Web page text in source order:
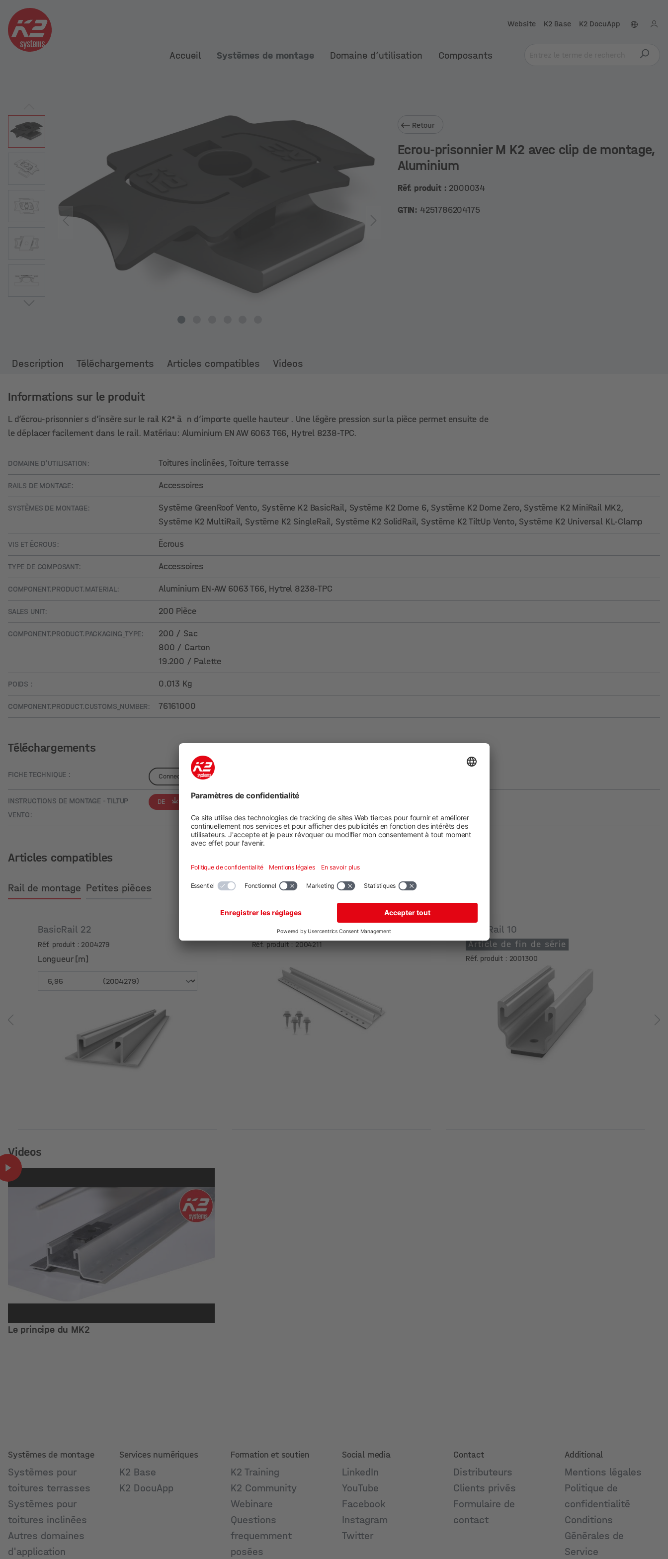
Website K2 Base K2 DocuApp
Accueil Systèmes de montage Domaine d’utilisation Composants
Retour
Ecrou-prisonnier M K2 avec clip de montage,
Aluminium
Réf. produit : 2000034
GTIN: 4251786204175
Description Téléchargements Articles compatibles Videos
Informations sur le produit
L d’écrou-prisonnier s d’insère sur le rail K2* à n d’importe quelle hauteur . Une légère pression sur la pièce permet ensuite de
le déplacer facilement dans le rail. Matériau: Aluminium EN AW 6063 T66, Hytrel 8238-TPC.
DOMAINE D’UTILISATION: Toitures inclinées, Toiture terrasse
RAILS DE MONTAGE: Accessoires
SYSTÈMES DE MONTAGE: Système GreenRoof Vento, Système K2 BasicRail, Système K2 Dome 6, Système K2 Dome Zero, Système K2 MiniRail MK2,
Système K2 MultiRail, Système K2 SingleRail, Système K2 SolidRail, Système K2 TiltUp Vento, Système K2 Universal KL-Clamp
VIS ET ÉCROUS: Écrous
TYPE DE COMPOSANT: Accessoires
COMPONENT.PRODUCT.MATERIAL: Aluminium EN-AW 6063 T66, Hytrel 8238-TPC
SALES UNIT: 200 Pièce
COMPONENT.PRODUCT.PACKAGING_TYPE:
200 / Sac
800 / Carton
19.200 / Palette
POIDS : 0.013 Kg
COMPONENT.PRODUCT.CUSTOMS_NUMBER: 76161000
Téléchargements
FICHE TECHNIQUE : Connectez-vous pour voir les détails
INSTRUCTIONS DE MONTAGE - TILTUP
VENTO:
DE EN
Articles compatibles
Rail de montage Petites pièces
BasicRail 22
Réf. produit : 2004279
Longueur [m]
Longueur [m]
MiniRail MK2 Set
Réf. produit : 2004211
MultiRail 10
Article de fin de série
Réf. produit : 2001300
Videos
Le principe du MK2
Systèmes de montage
Systèmes pour
toitures terrasses
Systèmes pour
toitures inclinées
Autres domaines
d'application
Services numériques
K2 Base
K2 DocuApp
Formation et soutien
K2 Training
K2 Community
Webinare
Questions
frequemment
posées
Social media
LinkedIn
YouTube
Facebook
Instagram
Twitter
Contact
Distributeurs
Clients privés
Formulaire de
contact
Additional
Mentions légales
Politique de
confidentialité
Conditions
Générales de
Service